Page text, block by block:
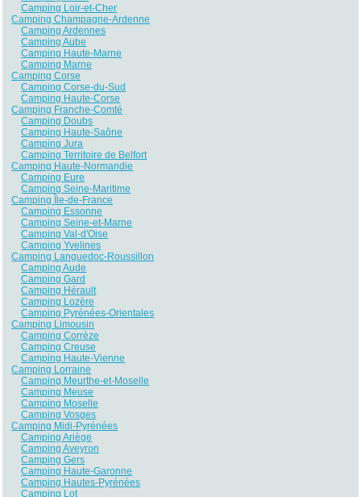
Camping Loir-et-Cher
Camping Champagne-Ardenne
Camping Ardennes
Camping Aube
Camping Haute-Marne
Camping Marne
Camping Corse
Camping Corse-du-Sud
Camping Haute-Corse
Camping Franche-Comté
Camping Doubs
Camping Haute-Saône
Camping Jura
Camping Territoire de Belfort
Camping Haute-Normandie
Camping Eure
Camping Seine-Maritime
Camping Île-de-France
Camping Essonne
Camping Seine-et-Marne
Camping Val-d'Oise
Camping Yvelines
Camping Languedoc-Roussillon
Camping Aude
Camping Gard
Camping Hérault
Camping Lozère
Camping Pyrénées-Orientales
Camping Limousin
Camping Corrèze
Camping Creuse
Camping Haute-Vienne
Camping Lorraine
Camping Meurthe-et-Moselle
Camping Meuse
Camping Moselle
Camping Vosges
Camping Midi-Pyrénées
Camping Ariège
Camping Aveyron
Camping Gers
Camping Haute-Garonne
Camping Hautes-Pyrénées
Camping Lot